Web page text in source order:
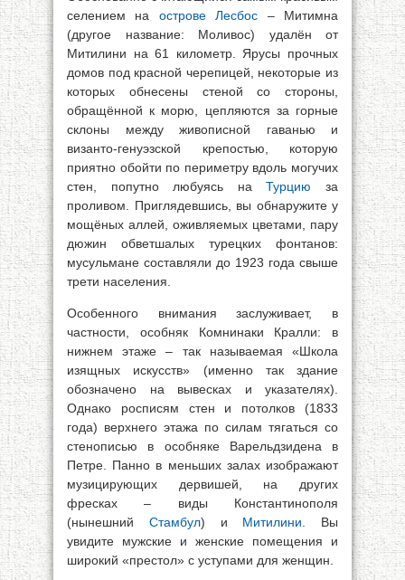
селением на острове Лесбос – Митимна
(другое название: Моливос) удалён от
Митилини на 61 километр. Ярусы прочных
домов под красной черепицей, некоторые из
которых обнесены стеной со стороны,
обращённой к морю, цепляются за горные
склоны между живописной гаванью и
византо-генуэзской крепостью, которую
приятно обойти по периметру вдоль могучих
стен, попутно любуясь наТурцию за
проливом. Приглядевшись, вы обнаружите у
мощёных аллей, оживляемых цветами, пару
дюжин обветшалых турецких фонтанов:
мусульмане составляли до 1923 года свыше
трети населения.
Особенного внимания заслуживает, в
частности, особняк Комнинаки Кралли: в
нижнем этаже – так называемая «Школа
изящных искусств» (именно так здание
обозначено на вывесках и указателях).
Однако росписям стен и потолков (1833
года) верхнего этажа по силам тягаться со
стенописью в особняке Варельдзидена в
Петре. Панно в меньших залах изображают
музицирующих дервишей, на других
фресках – виды Константинополя
(нынешний Стамбул) и Митилини. Вы
увидите мужские и женские помещения и
широкий «престол» с уступами для женщин.